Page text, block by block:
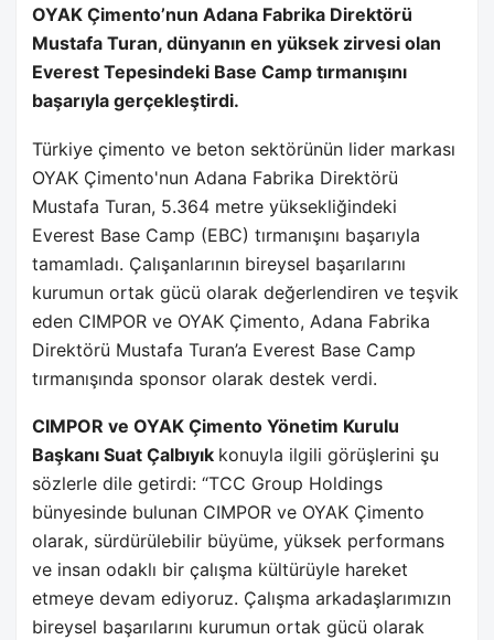
OYAK Çimento’nun Adana Fabrika Direktörü
Mustafa Turan, dünyanın en yüksek zirvesi olan
Everest Tepesindeki Base Camp tırmanışını
başarıyla gerçekleştirdi.
Türkiye çimento ve beton sektörünün lider markası
OYAK Çimento'nun Adana Fabrika Direktörü
Mustafa Turan, 5.364 metre yüksekliğindeki
Everest Base Camp (EBC) tırmanışını başarıyla
tamamladı. Çalışanlarının bireysel başarılarını
kurumun ortak gücü olarak değerlendiren ve teşvik
eden CIMPOR ve OYAK Çimento, Adana Fabrika
Direktörü Mustafa Turan’a Everest Base Camp
tırmanışında sponsor olarak destek verdi.
CIMPOR ve OYAK Çimento Yönetim Kurulu
Başkanı Suat Çalbıyık konuyla ilgili görüşlerini şu
sözlerle dile getirdi: “TCC Group Holdings
bünyesinde bulunan CIMPOR ve OYAK Çimento
olarak, sürdürülebilir büyüme, yüksek performans
ve insan odaklı bir çalışma kültürüyle hareket
etmeye devam ediyoruz. Çalışma arkadaşlarımızın
bireysel başarılarını kurumun ortak gücü olarak